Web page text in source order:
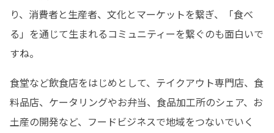
り、消費者と生産者、文化とマーケットを繋ぎ、「食べ
る」を通じて生まれるコミュニティーを繋ぐのも面白いで
すね。
食堂など飲食店をはじめとして、テイクアウト専門店、食
料品店、ケータリングやお弁当、食品加工所のシェア、お
土産の開発など、フードビジネスで地域をつないでいく